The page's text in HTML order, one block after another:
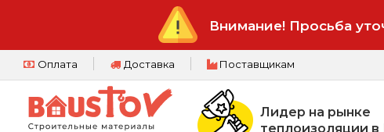
Внимание! Просьба
Оплата Доставка Поставщикам
Лидер на рынке
теплоизоляции